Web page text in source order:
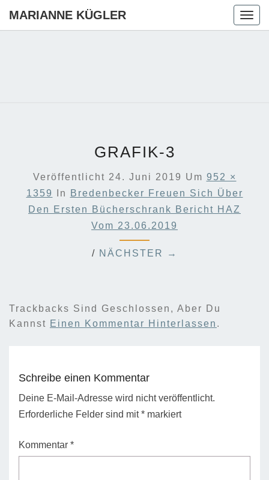
MARIANNE KÜGLER
GRAFIK-3
Veröffentlicht 24. Juni 2019 Um 952 ×
1359
In
Bredenbecker Freuen Sich Über
Den Ersten Bücherschrank Bericht HAZ
Vom 23.06.2019
/ NÄCHSTER →
Trackbacks Sind Geschlossen, Aber Du
Kannst Einen Kommentar Hinterlassen .
Schreibe einen Kommentar
Deine E-Mail-Adresse wird nicht veröffentlicht.
Erforderliche Felder sind mit* markiert
Kommentar *